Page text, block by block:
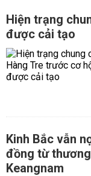
Hiện trạng
được cải tạo
Kinh Bắc vẫn
đồng từ
Keangnam